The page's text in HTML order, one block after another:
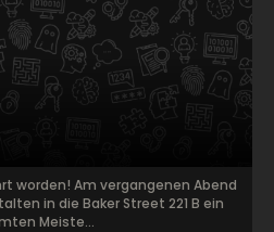
worden! Am vergangenen Abend
in die Baker Street 221 B ein
Meiste...